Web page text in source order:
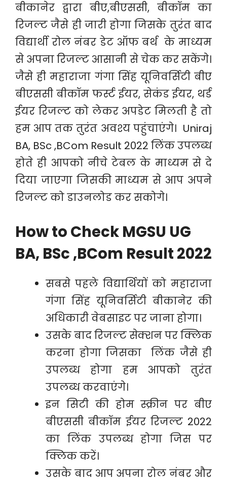
बीकानेर द्वारा बीए,बीएससी, बीकॉम का
रिजल्ट जैसे ही जारी होगा जिसके तुरंत बाद
विद्यार्थी रोल नंबर डेट ऑफ बर्थ के माध्यम
से अपना रिजल्ट आसानी से चेक कर सकेंगे।
जैसे ही महाराजा गंगा सिंह यूनिवर्सिटी बीए
बीएससी बीकॉम फर्स्ट ईयर, सेकंड ईयर, थर्ड
ईयर रिजल्ट को लेकर अपडेट मिलती है तो
हम आप तक तुरंत अवश्य पहुंचाएंगे। Uniraj
BA, BSc ,BCom Result 2022 लिंक उपलब्ध
होते ही आपको नीचे टेबल के माध्यम से दे
दिया जाएगा जिसकी माध्यम से आप अपने
रिजल्ट को डाउनलोड कर सकोगे।
How to Check MGSU UG
BA, BSc ,BCom Result 2022
सबसे पहले विद्यार्थियों को महाराजा
गंगा सिंह यूनिवर्सिटी बीकानेर की
अधिकारी वेबसाइट पर जाना होगा।
उसके बाद रिजल्ट सेक्शन पर क्लिक
करना होगा जिसका लिंक जैसे ही
उपलब्ध होगा हम आपको तुरंत
उपलब्ध करवाएंगे।
इन सिटी की होम स्क्रीन पर बीए
बीएससी बीकॉम ईयर रिजल्ट 2022
का लिंक उपलब्ध होगा जिस पर
क्लिक करें।
उसके बाद आप अपना रोल नंबर और